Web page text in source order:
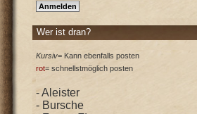
Wer ist dran?
Kursiv= Kann ebenfalls posten
rot= schnellstmöglich posten
- Aleister
- Bursche